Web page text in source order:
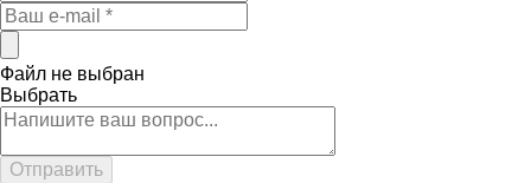
Файл не выбран
Выбрать